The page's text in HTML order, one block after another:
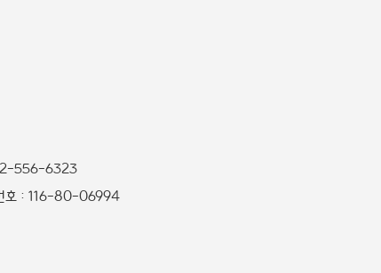
556-6323
호 : 116-80-06994